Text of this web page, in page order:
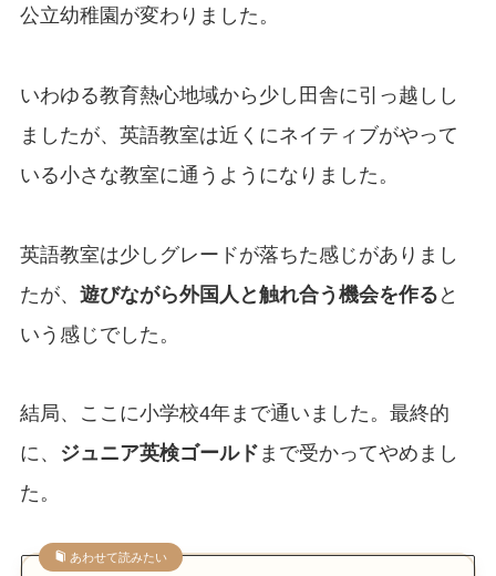
公立幼稚園が変わりました。
いわゆる教育熱心地域から少し田舎に引っ越しし
ましたが、英語教室は近くにネイティブがやって
いる小さな教室に通うようになりました。
英語教室は少しグレードが落ちた感じがありまし
たが、 遊びながら外国人と触れ合う機会を作る と
いう感じでした。
結局、ここに小学校4年まで通いました。最終的
に、
ジュニア英検ゴールド まで受かってやめまし
た。
あわせて読みたい